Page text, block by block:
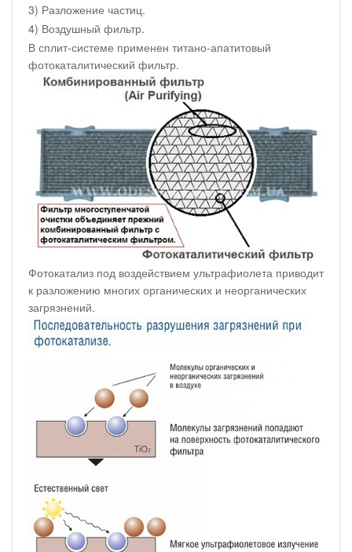
3) Разложение частиц.
4) Воздушный фильтр.
В сплит-системе применен титано-апатитовый
фотокаталитический фильтр.
Фотокатализ под воздействием ультрафиолета приводит
к разложению многих органических и неорганических
загрязнений.